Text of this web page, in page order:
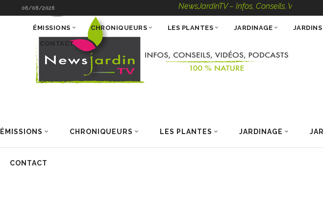
06/08/2026 NewsJardinTV – Infos, Conseils, Vidéos,
ÉMISSIONS CHRONIQUEURS LES PLANTES JARDINAGE
CONTACT
ÉMISSIONS CHRONIQUEURS LES PLANTES JARDINAGE JARDINS
CONTACT